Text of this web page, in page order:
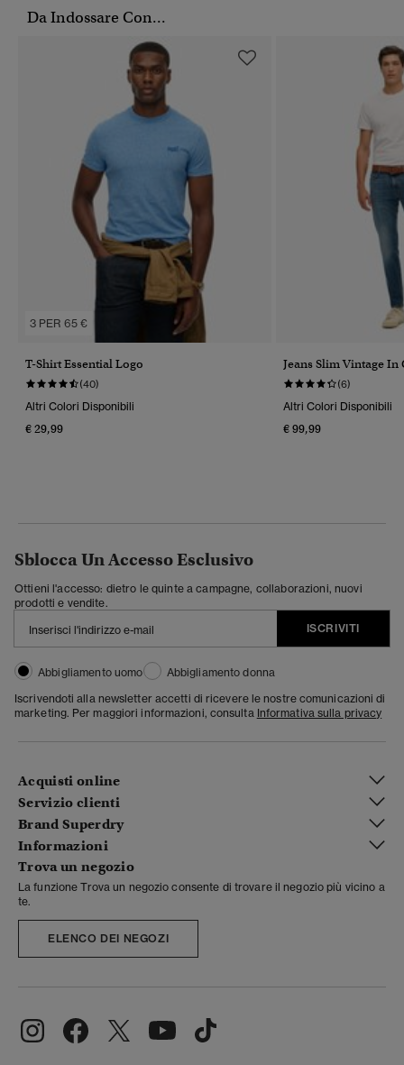
Da Indossare Con...
3 PER 65 €
T-Shirt Essential Logo
(40)
Altri Colori Disponibili
€ 29,99
Jeans Slim Vintage
(6)
Altri Colori Disponibili
€ 99,99
Sblocca Un Accesso Esclusivo
Ottieni l'accesso: dietro le quinte a campagne, collaborazioni, nuovi
prodotti e vendite.
ISCRIVITI
Abbigliamento uomo
Abbigliamento donna
Iscrivendoti alla newsletter accetti di ricevere le nostre comunicazioni di
marketing. Per maggiori informazioni, consulta Informativa sulla privacy
Acquisti online
Servizio clienti
Brand Superdry
Informazioni
Trova un negozio
La funzione Trova un negozio consente di trovare il negozio più vicino a
te.
ELENCO DEI NEGOZI